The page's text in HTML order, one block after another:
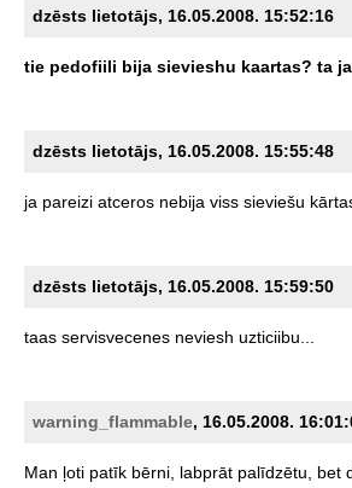
dzēsts lietotājs, 16.05.2008. 15:52:16
tie pedofiili bija sievieshu kaartas? ta
dzēsts lietotājs, 16.05.2008. 15:55:48
ja pareizi atceros nebija viss sieviešu
dzēsts lietotājs, 16.05.2008. 15:59:50
taas servisvecenes neviesh uzticiibu...
warning_flammable, 16.05.2008.
Man ļoti patīk bērni, labprāt palīdzētu, bet